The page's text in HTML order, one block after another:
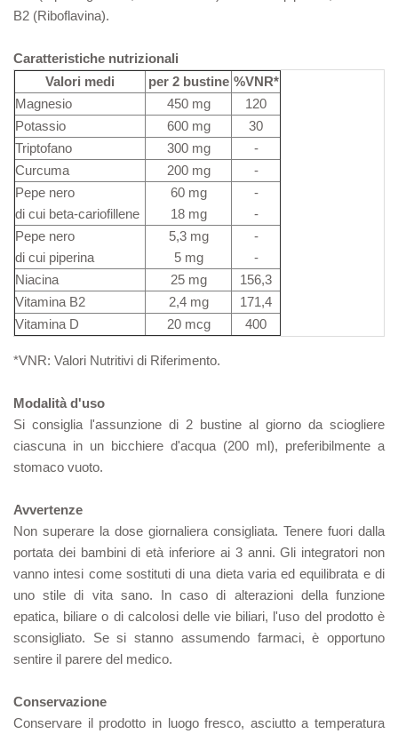
B2 (Riboflavina).
Caratteristiche nutrizionali
Valori medi
per 2 bustine %VNR*
Magnesio
450 mg
120
Potassio
600 mg
30
Triptofano
300 mg
-
Curcuma
200 mg
-
Pepe nero
di cui beta-cariofillene
60 mg
18 mg
-
-
Pepe nero
di cui piperina
5,3 mg
5 mg
-
-
Niacina
25 mg
156,3
Vitamina B2
2,4 mg
171,4
Vitamina D
20 mcg 400
*VNR: Valori Nutritivi di Riferimento.
Modalità d'uso
Si consiglia l'assunzione di 2 bustine al giorno da sciogliere
ciascuna in un bicchiere d'acqua (200 ml), preferibilmente a
stomaco vuoto.
Avvertenze
Non superare la dose giornaliera consigliata. Tenere fuori dalla
portata dei bambini di età inferiore ai 3 anni. Gli integratori non
vanno intesi come sostituti di una dieta varia ed equilibrata e di
uno stile di vita sano. In caso di alterazioni della funzione
epatica, biliare o di calcolosi delle vie biliari, l'uso del prodotto è
sconsigliato. Se si stanno assumendo farmaci, è opportuno
sentire il parere del medico.
Conservazione
Conservare il prodotto in luogo fresco, asciutto a temperatura